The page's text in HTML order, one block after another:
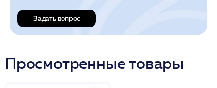
Задать вопрос
Просмотренные товары